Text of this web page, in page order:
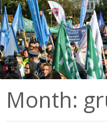
Month: